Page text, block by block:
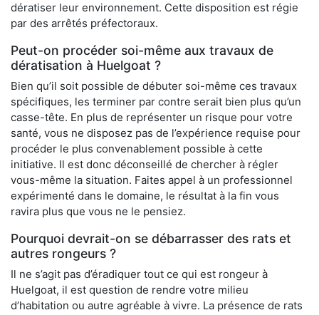
dératiser leur environnement. Cette disposition est régie
par des arrêtés préfectoraux.
Peut-on procéder soi-même aux travaux de
dératisation à Huelgoat ?
Bien qu’il soit possible de débuter soi-même ces travaux
spécifiques, les terminer par contre serait bien plus qu’un
casse-tête. En plus de représenter un risque pour votre
santé, vous ne disposez pas de l’expérience requise pour
procéder le plus convenablement possible à cette
initiative. Il est donc déconseillé de chercher à régler
vous-même la situation. Faites appel à un professionnel
expérimenté dans le domaine, le résultat à la fin vous
ravira plus que vous ne le pensiez.
Pourquoi devrait-on se débarrasser des rats et
autres rongeurs ?
Il ne s’agit pas d’éradiquer tout ce qui est rongeur à
Huelgoat, il est question de rendre votre milieu
d’habitation ou autre agréable à vivre. La présence de rats